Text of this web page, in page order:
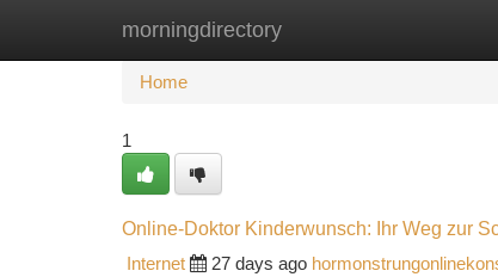
morningdirectory
Home New Site Listings
Home
1
Online-Doktor Kinderwunsch: Ihr Weg zur
Internet
27 days ago